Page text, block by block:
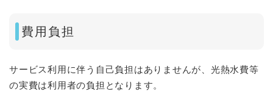
費用負担
サービス利用に伴う自己負担はありませんが、光熱水費等
の実費は利用者の負担となります。